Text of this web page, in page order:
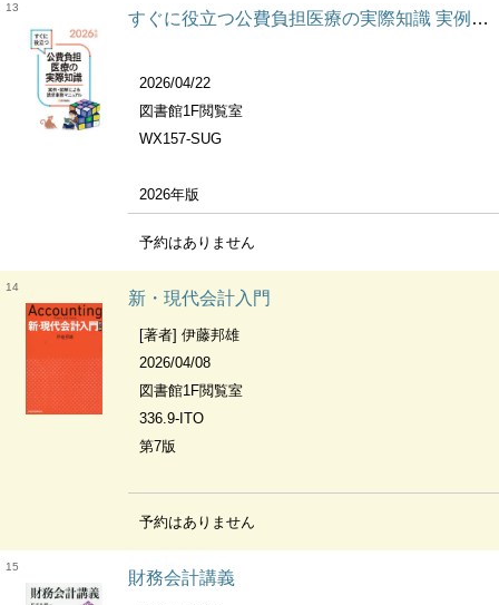
13
すぐに役立つ公費負担医療の実際知識 実例・図解による請求事務マニュアル
2026/04/22
図書館1F閲覧室
WX157-SUG
2026年版
予約はありません
14
新・現代会計入門
[著者] 伊藤邦雄
2026/04/08
図書館1F閲覧室
336.9-ITO
第7版
予約はありません
15
財務会計講義